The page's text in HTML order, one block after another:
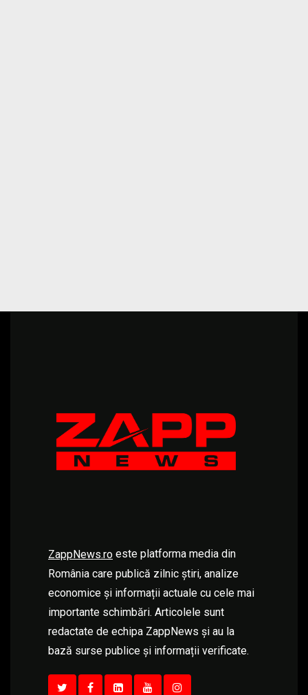
ZappNews.ro este platforma media din
România care publică zilnic știri, analize
economice și informații actuale cu cele mai
importante schimbări. Articolele sunt
redactate de echipa ZappNews și au la
bază surse publice și informații verificate.